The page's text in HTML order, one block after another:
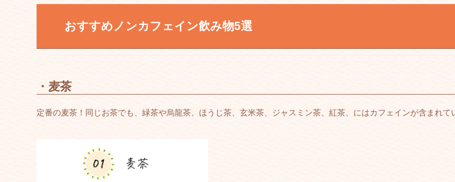
おすすめノンカフェイン飲み物5選
・麦茶
定番の麦茶！同じお茶でも、緑茶や烏龍茶、ほうじ茶、玄米茶、ジャスミン茶、紅茶、にはカフェインが含まれて